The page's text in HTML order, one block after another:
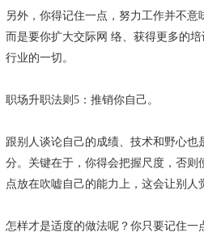
另外，你得记住一点，努力工作并不意
而是要你扩大交际网 络、获得更多的
行业的一切。
职场升职法则5：推销你自己。
跟别人谈论自己的成绩、技术和野心也
分。关键在于，你得会把握尺度，否则
点放在吹嘘自己的能力上，这会让别人
怎样才是适度的做法呢？你只要记住